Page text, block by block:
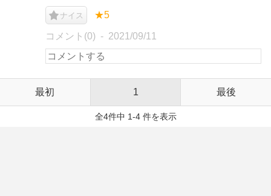
ナイス ★5
コメント(0) 2021/09/11
最初 1 最後
全4件中 1-4 件を表示